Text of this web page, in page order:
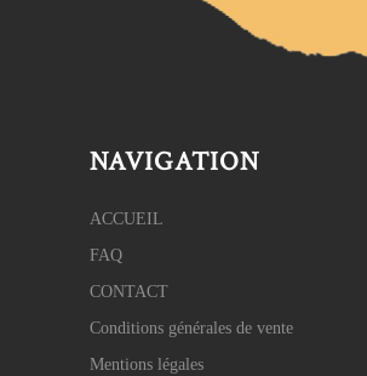
NAVIGATION
ACCUEIL
FAQ
CONTACT
Conditions générales de vente
Mentions légales